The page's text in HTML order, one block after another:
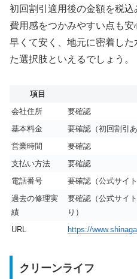
初回割引適用後の金額を税
費用感をつかみやすい点も
早くて安く、地元に密着し
た選択肢といえるでしょう。
項目
会社住所
要確認
基本料金
要確認（初回割引
営業時間
要確認
支払い方法
要確認
電話番号
要確認（公式サイ
過去の修理実
績
要確認（公式サイ
り）
URL
https://
クリーンライフ